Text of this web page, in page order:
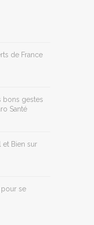
de France
bons gestes
Santé
et Bien sur
pour se